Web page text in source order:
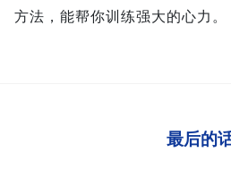
方法，能帮你训练强大的心力。
最后的